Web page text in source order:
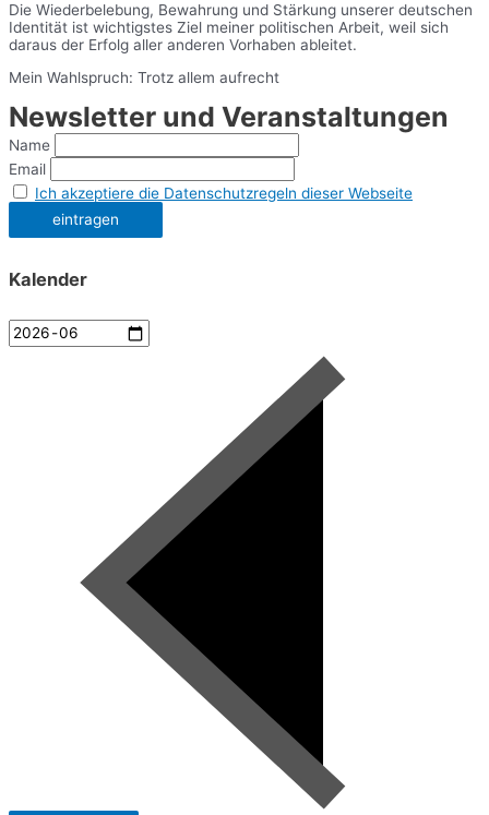
Die Wiederbelebung, Bewahrung und Stärkung unserer deutschen
Identität ist wichtigstes Ziel meiner politischen Arbeit, weil sich
daraus der Erfolg aller anderen Vorhaben ableitet.
Mein Wahlspruch: Trotz allem aufrecht
Newsletter und Veranstaltungen
Name
Email
Ich akzeptiere die Datenschutzregeln dieser Webseite
Kalender